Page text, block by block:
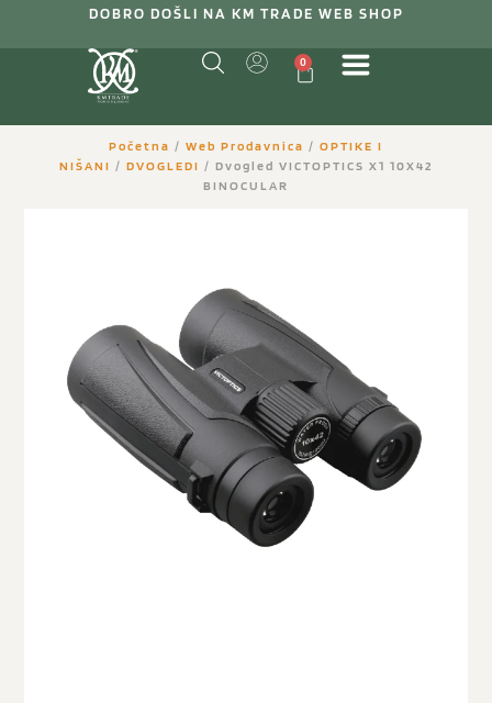
DOBRO DOŠLI NA KM TRADE WEB SHOP
0
Početna / Web Prodavnica / OPTIKE I
NIŠANI / DVOGLEDI / Dvogled VICTOPTICS X1 10X42
BINOCULAR